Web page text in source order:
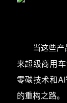
当这些产
来超级商用
零碳技术和
的重构之路。